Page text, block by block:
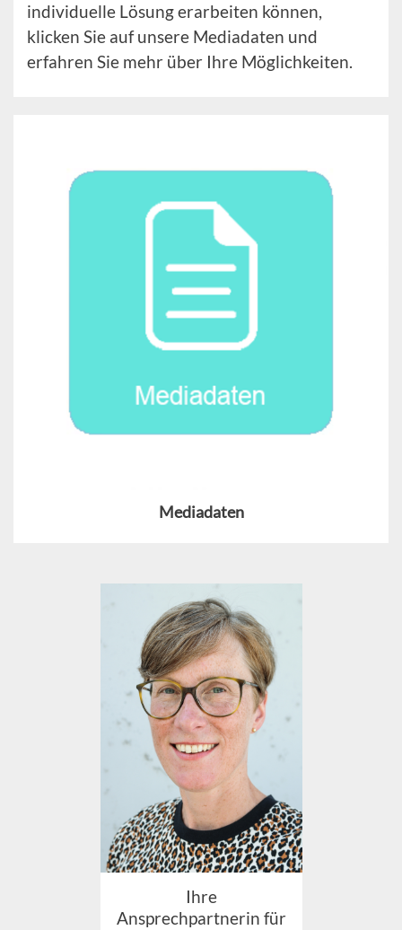
individuelle Lösung erarbeiten können,
klicken Sie auf unsere Mediadaten und
erfahren Sie mehr über Ihre Möglichkeiten.
Mediadaten
Ihre
Ansprechpartnerin für